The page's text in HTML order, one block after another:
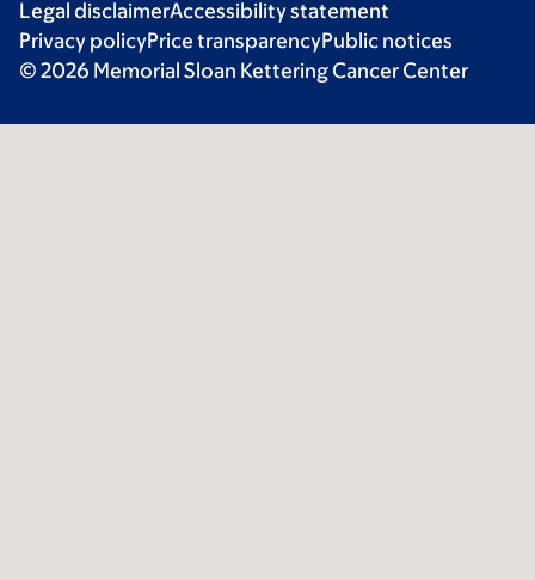
Legal disclaimerAccessibility statement
Privacy policyPrice transparencyPublic notices
© 2026 Memorial Sloan Kettering Cancer Center